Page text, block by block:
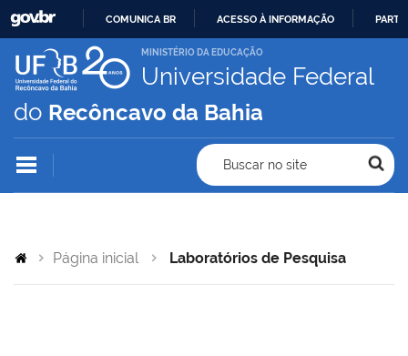
IR
PARA
CONTEÚDO
COMUNICA BR ACESSO À INFORMAÇÃO
MINISTÉRIO DA EDUCAÇÃO
Universidade Federal
do Recôncavo da Bahia
Buscar no site
Página inicial Laboratórios de Pesquisa